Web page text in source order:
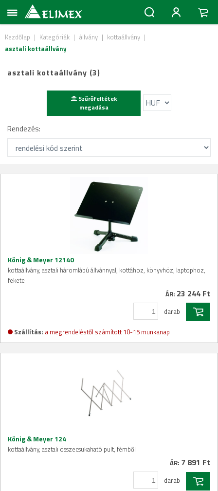
Kezdőlap | Kategóriák | állvány | kottaállvány |
asztali kottaállvány
asztali kottaállvány (3)
Szűrőfeltétek
megadása
Rendezés:
König & Meyer 12140
kottaállvány, asztali háromlábú állvánnyal, kottához, könyvhöz, laptophoz,
fekete
ÁR: 23 244 Ft
darab
Szállítás: a megrendeléstől számított 10-15 munkanap
König & Meyer 124
kottaállvány, asztali összecsukaható pult, fémből
ÁR: 7 891 Ft
darab